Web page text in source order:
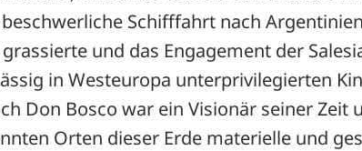
Schifffahrt nach
und das Engagement der
in Westeuropa unterprivilegierten
Don Bosco war ein Visionär seiner Zeit
Orten dieser Erde materielle und